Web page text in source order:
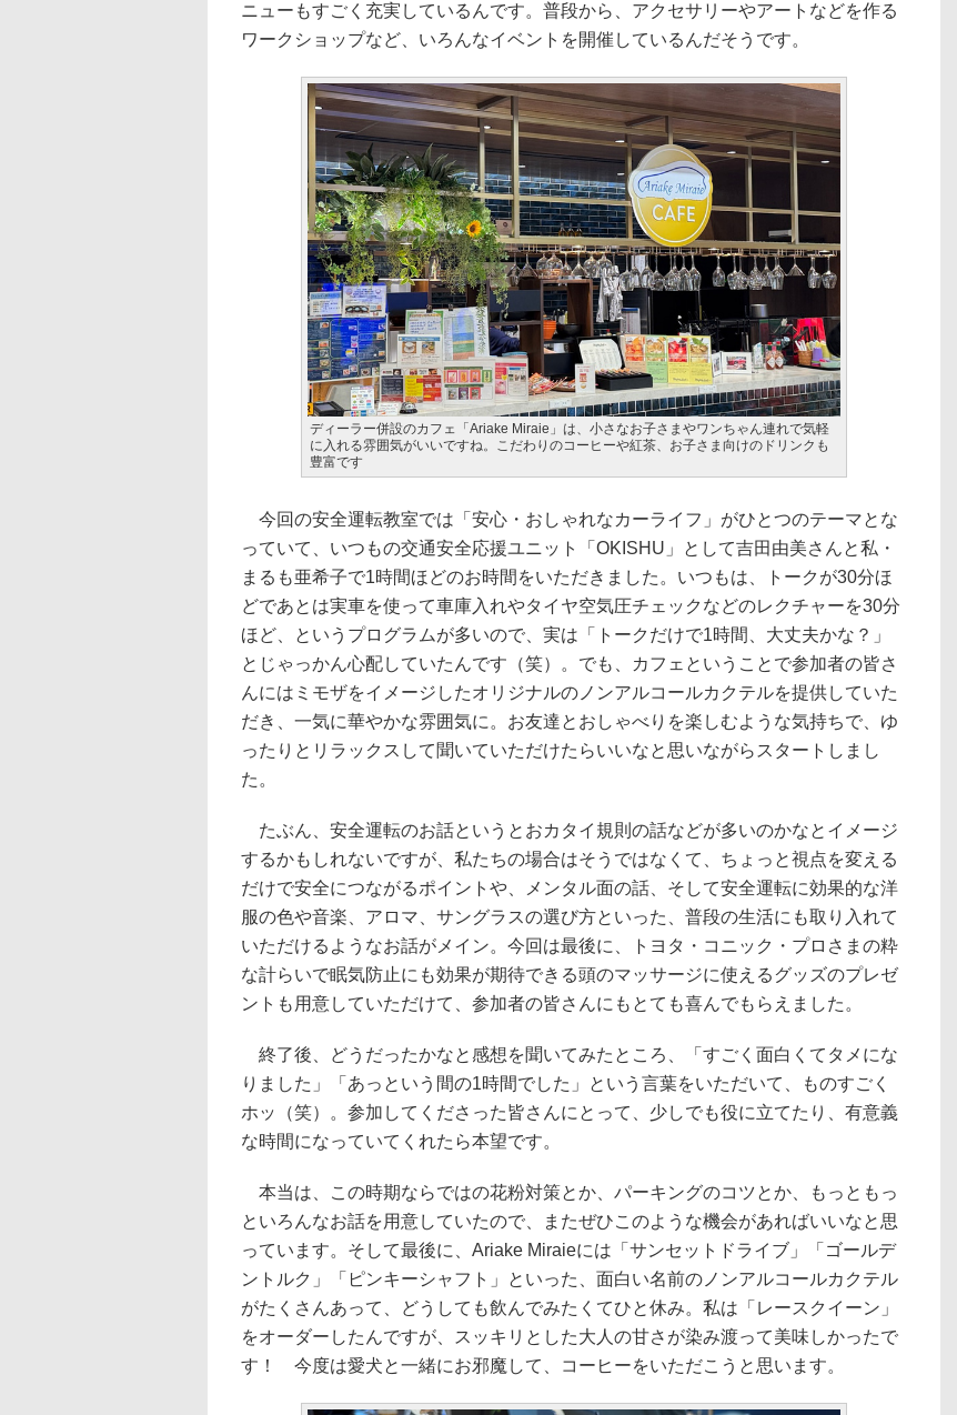
ニューもすごく充実しているんです。普段から、アクセサリーやアートなどを作る
ワークショップなど、いろんなイベントを開催しているんだそうです。
ディーラー併設のカフェ「Ariake Miraie」は、小さなお子さまやワンちゃん連れで気軽
に入れる雰囲気がいいですね。こだわりのコーヒーや紅茶、お子さま向けのドリンクも
豊富です
今回の安全運転教室では「安心・おしゃれなカーライフ」がひとつのテーマとな
っていて、いつもの交通安全応援ユニット「OKISHU」として吉田由美さんと私・
まるも亜希子で1時間ほどのお時間をいただきました。いつもは、トークが30分ほ
どであとは実車を使って車庫入れやタイヤ空気圧チェックなどのレクチャーを30分
ほど、というプログラムが多いので、実は「トークだけで1時間、大丈夫かな？」
とじゃっかん心配していたんです（笑）。でも、カフェということで参加者の皆さ
んにはミモザをイメージしたオリジナルのノンアルコールカクテルを提供していた
だき、一気に華やかな雰囲気に。お友達とおしゃべりを楽しむような気持ちで、ゆ
ったりとリラックスして聞いていただけたらいいなと思いながらスタートしまし
た。
たぶん、安全運転のお話というとおカタイ規則の話などが多いのかなとイメージ
するかもしれないですが、私たちの場合はそうではなくて、ちょっと視点を変える
だけで安全につながるポイントや、メンタル面の話、そして安全運転に効果的な洋
服の色や音楽、アロマ、サングラスの選び方といった、普段の生活にも取り入れて
いただけるようなお話がメイン。今回は最後に、トヨタ・コニック・プロさまの粋
な計らいで眠気防止にも効果が期待できる頭のマッサージに使えるグッズのプレゼ
ントも用意していただけて、参加者の皆さんにもとても喜んでもらえました。
終了後、どうだったかなと感想を聞いてみたところ、「すごく面白くてタメにな
りました」「あっという間の1時間でした」という言葉をいただいて、ものすごく
ホッ（笑）。参加してくださった皆さんにとって、少しでも役に立てたり、有意義
な時間になっていてくれたら本望です。
本当は、この時期ならではの花粉対策とか、パーキングのコツとか、もっともっ
といろんなお話を用意していたので、またぜひこのような機会があればいいなと思
っています。そして最後に、Ariake Miraieには「サンセットドライブ」「ゴールデ
ントルク」「ピンキーシャフト」といった、面白い名前のノンアルコールカクテル
がたくさんあって、どうしても飲んでみたくてひと休み。私は「レースクイーン」
をオーダーしたんですが、スッキリとした大人の甘さが染み渡って美味しかったで
す！ 今度は愛犬と一緒にお邪魔して、コーヒーをいただこうと思います。